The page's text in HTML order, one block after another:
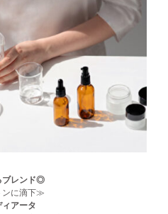
レンド◎
ンに滴下≫
アータ